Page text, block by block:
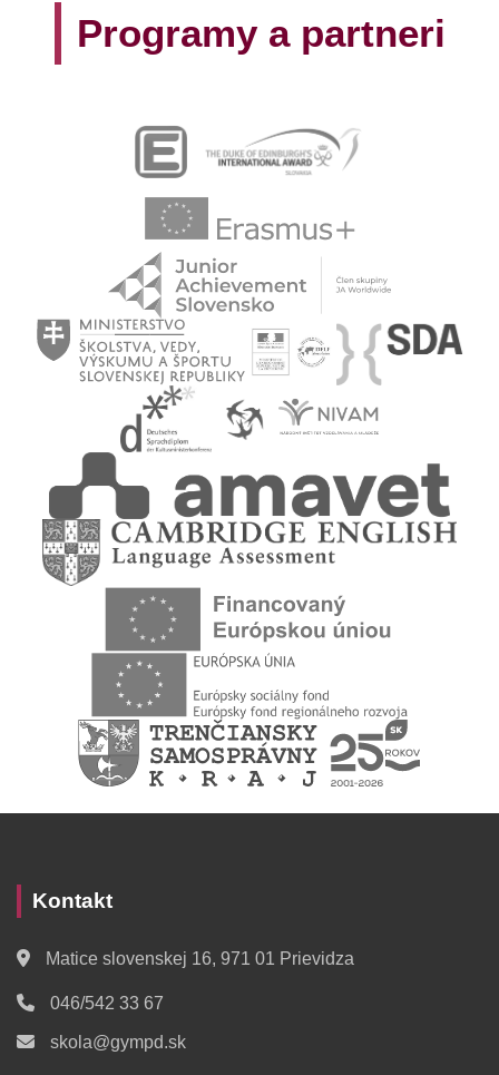
Programy a partneri
Kontakt
Matice slovenskej 16, 971 01 Prievidza
046/542 33 67
skola@gympd.sk